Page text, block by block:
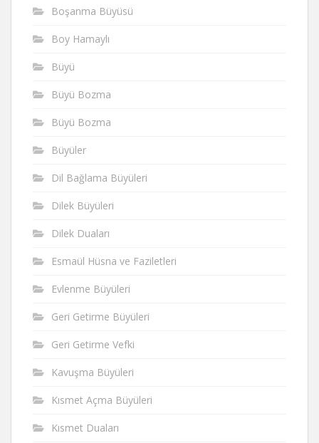
Boşanma Büyüsü
Boy Hamaylı
Büyü
Büyü Bozma
Büyü Bozma
Büyüler
Dil Bağlama Büyüleri
Dilek Büyüleri
Dilek Duaları
Esmaül Hüsna ve Faziletleri
Evlenme Büyüleri
Geri Getirme Büyüleri
Geri Getirme Vefki
Kavuşma Büyüleri
Kısmet Açma Büyüleri
Kısmet Duaları